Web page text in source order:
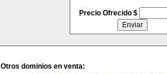
Precio Ofrecido $
Otros dominios en venta: